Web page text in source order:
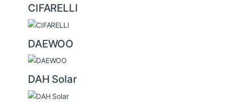
CIFARELLI
DAEWOO
DAH Solar